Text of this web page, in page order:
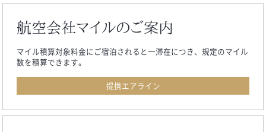
航空会社マイルのご案内
マイル積算対象料金にご宿泊されると一滞在につき、規定のマイル
数を積算できます。
提携エアライン